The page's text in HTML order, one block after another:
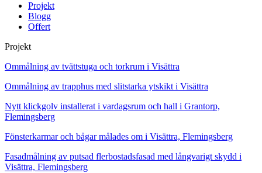
Projekt
Blogg
Offert
Projekt
Ommålning av tvättstuga och torkrum i Visättra
Ommålning av trapphus med slitstarka ytskikt i Visättra
Nytt klickgolv installerat i vardagsrum och hall i Grantorp,
Flemingsberg
Fönsterkarmar och bågar målades om i Visättra, Flemingsberg
Fasadmålning av putsad flerbostadsfasad med långvarigt skydd i
Visättra, Flemingsberg